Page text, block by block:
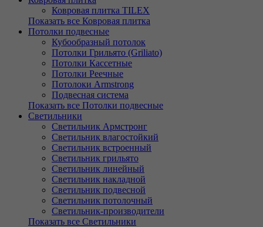
Ковровая плитка TILEX
Показать все Ковровая плитка
Потолки подвесные
Кубообразный потолок
Потолки Грильято (Griliato)
Потолки Кассетные
Потолки Реечные
Потолоки Armstrong
Подвесная система
Показать все Потолки подвесные
Светильники
Светильник Армстронг
Светильник влагостойкий
Светильник встроенный
Светильник грильято
Светильник линейный
Светильник накладной
Светильник подвесной
Светильник потолочный
Светильник-производители
Показать все Светильники